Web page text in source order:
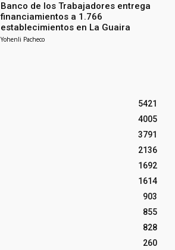
Banco de los Trabajadores entrega
financiamientos a 1.766
establecimientos en La Guaira
Yohenli Pacheco
5421
4005
3791
2136
1692
1614
903
855
828
260